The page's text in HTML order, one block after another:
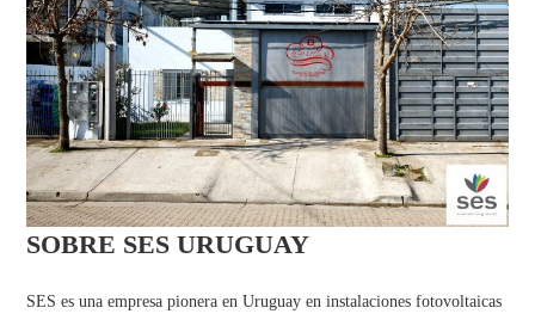
SOBRE SES URUGUAY
SES es una empresa pionera en Uruguay en instalaciones fotovoltaicas